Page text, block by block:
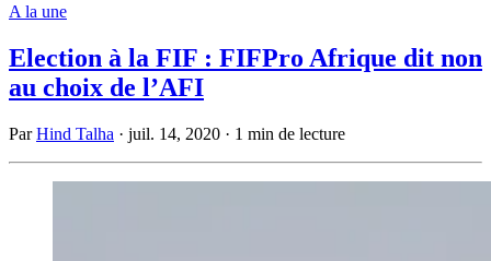
A la une
Election à la FIF : FIFPro Afrique dit non
au choix de l’AFI
ParHind Talha · juil. 14, 2020 · 1 min de lecture